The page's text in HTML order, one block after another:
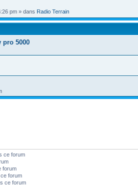
pm » dans Radio Terrain
pro 5000
ce forum
forum
forum
ce forum